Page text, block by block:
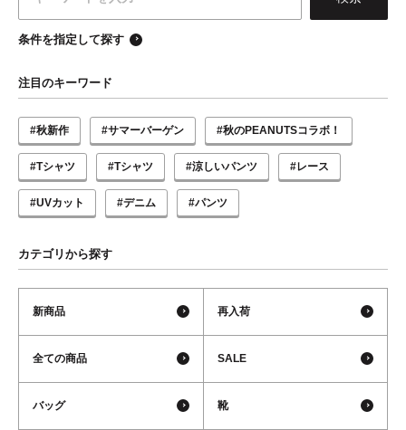
条件を指定して探す
注目のキーワード
#秋新作 #サマーバーゲン #秋のPEANUTSコラボ！
#Tシャツ #Tシャツ #涼しいパンツ #レース
#UVカット #デニム #パンツ
カテゴリから探す
新商品 再入荷
全ての商品 SALE
バッグ 靴